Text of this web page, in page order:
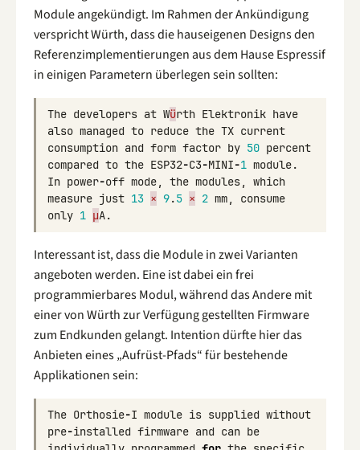
Module angekündigt. Im Rahmen der Ankündigung
verspricht Würth, dass die hauseigenen Designs den
Referenzimplementierungen aus dem Hause Espressif
in einigen Parametern überlegen sein sollten:
The developers at Würth Elektronik have
also managed to reduce the TX current
consumption and form factor by 50 percent
compared to the ESP32-C3-MINI-1 module.
In power-off mode the modules
which
measure just 13 × 9.5 × 2 mm
consume
only 1 µA.
Interessant ist, dass die Module in zwei Varianten
angeboten werden. Eine ist dabei ein frei
programmierbares Modul, während das Andere mit
einer von Würth zur Verfügung gestellten Firmware
zum Endkunden gelangt. Intention dürfte hier das
Anbieten eines „Aufrüst-Pfads“ für bestehende
Applikationen sein:
The Orthosie-I module is supplied without
pre-installed firmware and can be